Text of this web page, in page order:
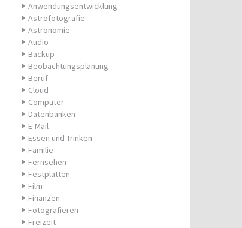
Anwendungsentwicklung
Astrofotografie
Astronomie
Audio
Backup
Beobachtungsplanung
Beruf
Cloud
Computer
Datenbanken
E-Mail
Essen und Trinken
Familie
Fernsehen
Festplatten
Film
Finanzen
Fotografieren
Freizeit